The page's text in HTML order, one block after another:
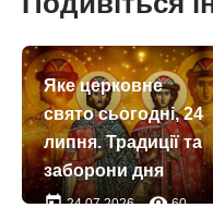
Яке церковне
свято сьогодні, 24
липня. Традиції та
заборони дня
today24.07.2026 remove_red_eye60